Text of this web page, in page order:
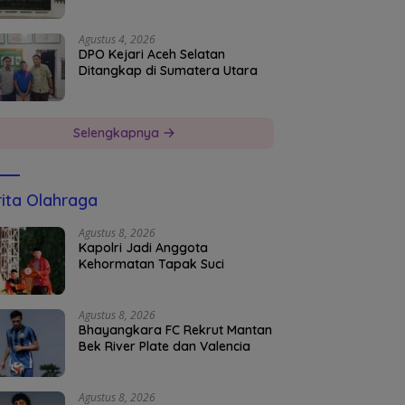
Agustus 4, 2026
DPO Kejari Aceh Selatan
Ditangkap di Sumatera Utara
Selengkapnya
Olahraga
Agustus 8, 2026
Kapolri Jadi Anggota
Kehormatan Tapak Suci
Agustus 8, 2026
Bhayangkara FC Rekrut Mantan
Bek River Plate dan Valencia
Agustus 8, 2026